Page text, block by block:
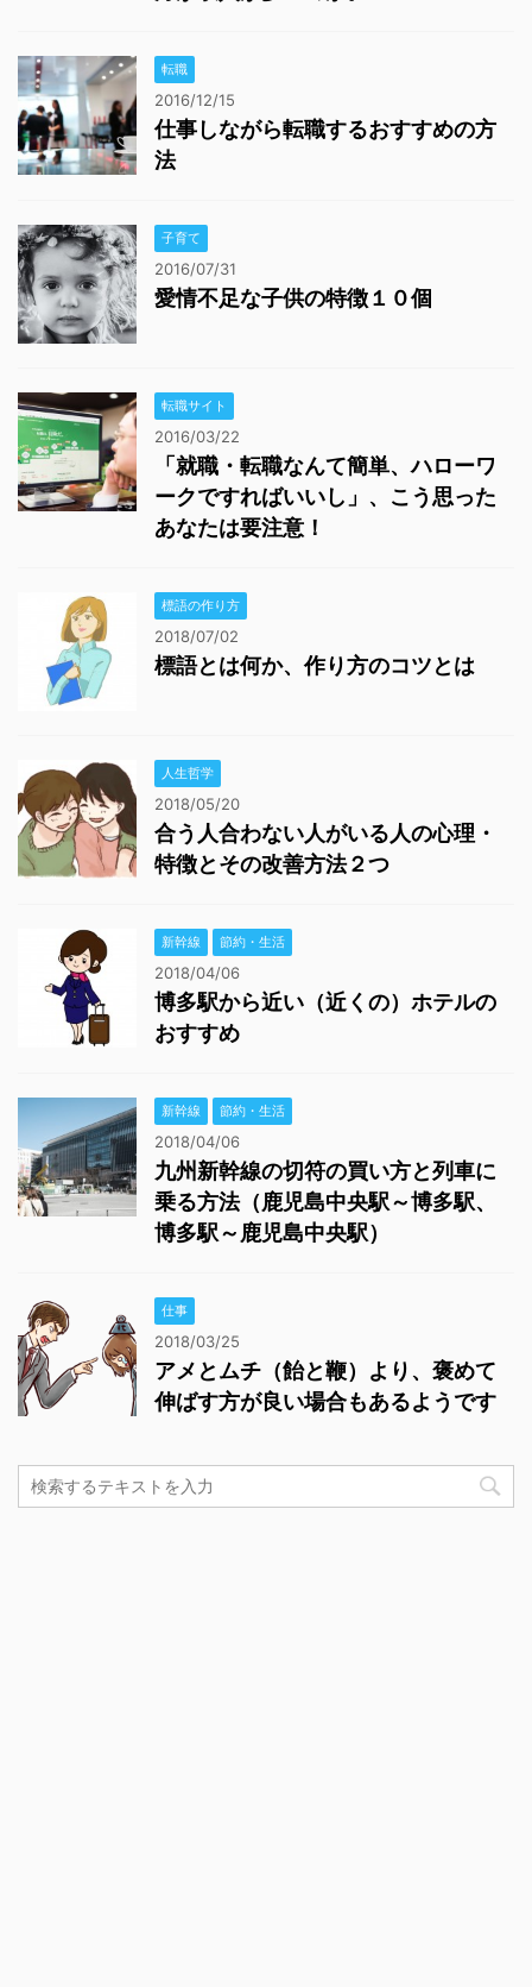
転職
2016/12/15
仕事しながら転職するおすすめの方
法
子育て
2016/07/31
愛情不足な子供の特徴１０個
転職サイト
2016/03/22
「就職・転職なんて簡単、ハローワ
ークですればいいし」、こう思った
あなたは要注意！
標語の作り方
2018/07/02
標語とは何か、作り方のコツとは
人生哲学
2018/05/20
合う人合わない人がいる人の心理・
特徴とその改善方法２つ
新幹線 節約・生活
2018/04/06
博多駅から近い（近くの）ホテルの
おすすめ
新幹線 節約・生活
2018/04/06
九州新幹線の切符の買い方と列車に
乗る方法（鹿児島中央駅～博多駅、
博多駅～鹿児島中央駅）
仕事
2018/03/25
アメとムチ（飴と鞭）より、褒めて
伸ばす方が良い場合もあるようです